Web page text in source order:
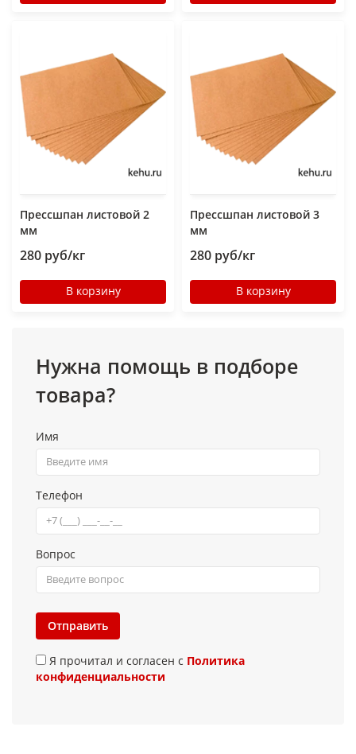
Прессшпан листовой 2
мм
280 руб/кг
В корзину
Прессшпан листовой 3
мм
280 руб/кг
В корзину
Нужна помощь в подборе
товара?
Имя
Телефон
Вопрос
Отправить
Я прочитал и согласен с Политика
конфиденциальности